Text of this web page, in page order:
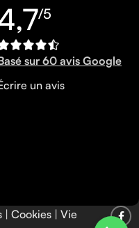
/5
sur 60 avis Google
un avis
| Cookies | Vie